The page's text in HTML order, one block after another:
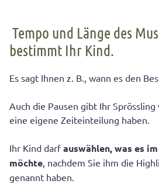
Tempo und Länge des
bestimmt Ihr Kind.
Es sagt Ihnen z. B., wann es den
Auch die Pausen gibt Ihr
eine eigene Zeiteinteilung haben.
Ihr Kind darfauswählen, was es
möchte, nachdem Sie ihm die
genannt haben.